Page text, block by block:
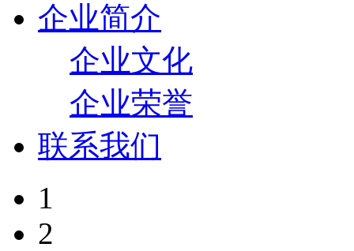
企业简介
企业文化
企业荣誉
联系我们
1
2